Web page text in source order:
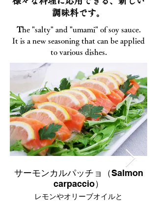
調味料です。
The "salty" and "umami" of soy sauce.
It is a new seasoning that can be applied
to various dishes.
サーモンカルパッチョ（Salmon
carpaccio）
レモンやオリーブオイルと